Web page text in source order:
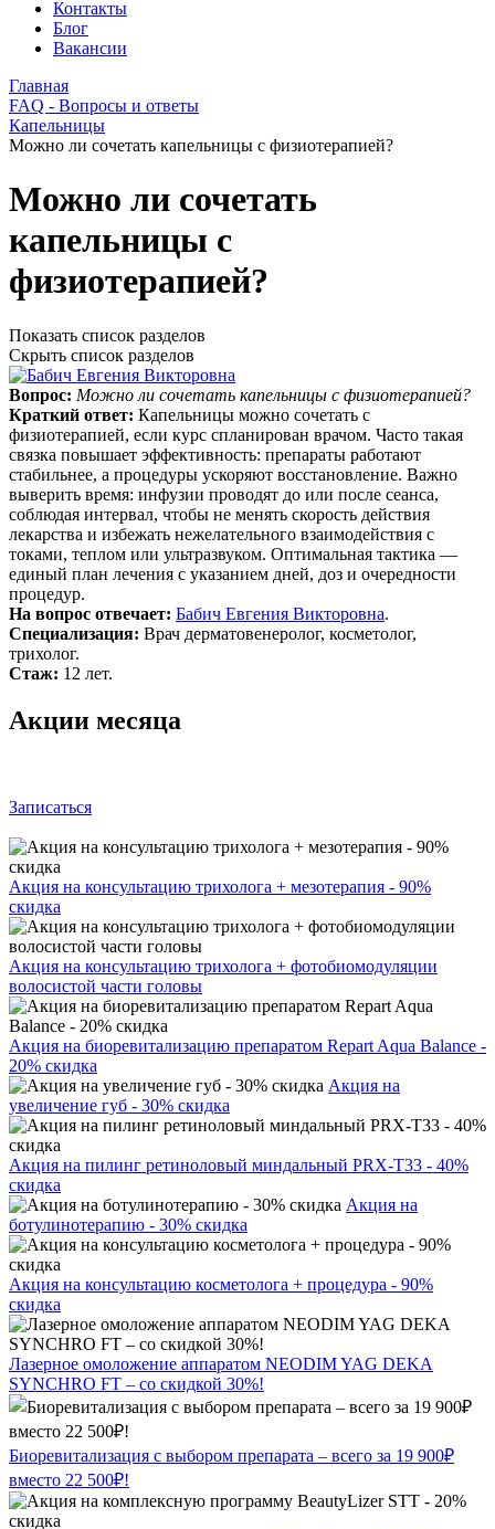
Контакты
Блог
Вакансии
Главная
FAQ - Вопросы и ответы
Капельницы
Можно ли сочетать капельницы с физиотерапией?
Можно ли сочетать
капельницы с
физиотерапией?
Показать список разделов
Скрыть список разделов
Вопрос: Можно ли сочетать капельницы с физиотерапией?
Краткий ответ: Капельницы можно сочетать с
физиотерапией, если курс спланирован врачом. Часто такая
связка повышает эффективность: препараты работают
стабильнее, а процедуры ускоряют восстановление. Важно
выверить время: инфузии проводят до или после сеанса,
соблюдая интервал, чтобы не менять скорость действия
лекарства и избежать нежелательного взаимодействия с
токами, теплом или ультразвуком. Оптимальная тактика —
единый план лечения с указанием дней, доз и очередности
процедур.
На вопрос отвечает: Бабич Евгения Викторовна.
Специализация: Врач дерматовенеролог, косметолог,
трихолог.
Стаж: 12 лет.
Акции месяца
Записаться
Акция на консультацию трихолога + мезотерапия - 90%
скидка
Акция на консультацию трихолога + фотобиомодуляции
волосистой части головы
Акция на биоревитализацию препаратом Repart Aqua Balance -
20% скидка
Акция на
увеличение губ - 30% скидка
Акция на пилинг ретиноловый миндальный PRX-T33 - 40%
скидка
Акция на
ботулинотерапию - 30% скидка
Акция на консультацию косметолога + процедура - 90%
скидка
Лазерное омоложение аппаратом NEODIM YAG DEKA
SYNCHRO FT – со скидкой 30%!
Биоревитализация с выбором препарата – всего за 19 900₽
вместо 22 500₽!